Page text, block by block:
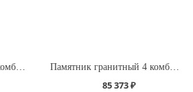
85 373 ₽